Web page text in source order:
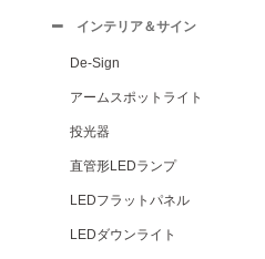
インテリア＆サイン
De-Sign
アームスポットライト
投光器
直管形LEDランプ
LEDフラットパネル
LEDダウンライト